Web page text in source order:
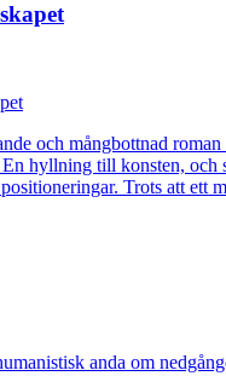
och mångbottnad roman
hyllning till konsten, och
Trots att ett
anda om